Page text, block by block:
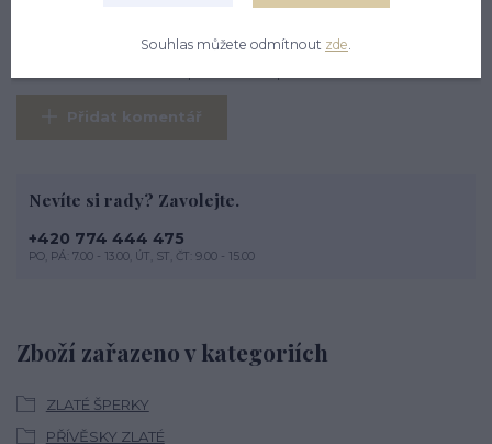
Přidat komentář
Zboží zařazeno v kategoriích
ZLATÉ ŠPERKY
PŘÍVĚSKY ZLATÉ
Nevíte si rady? Zavolejte.
+420 774 444 475
PO, PÁ: 7.00 - 13.00, ÚT, ST, ČT: 9.00 - 15.00
Souhlas můžete odmítnout zde.